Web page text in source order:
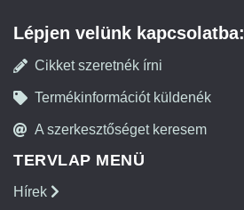
Lépjen velünk kapcsolatba:
Cikket szeretnék írni
Termékinformációt küldenék
A szerkesztőséget keresem
TERVLAP MENÜ
Hírek